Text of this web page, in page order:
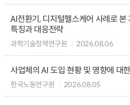
AI전환기, 디지털헬스케어 사례로 본
특징과 대응전략
과학기술정책연구원 2026.08.06
사업체의 AI 도입 현황 및 영향에 대
한국노동연구원 2026.08.05